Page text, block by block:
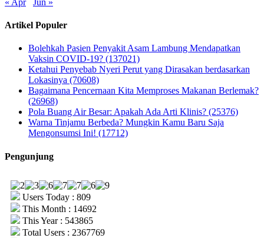
« Apr
Jun »
Artikel Populer
Bolehkah Pasien Penyakit Asam Lambung Mendapatkan
Vaksin COVID-19? (137021)
Ketahui Penyebab Nyeri Perut yang Dirasakan berdasarkan
Lokasinya (70608)
Bagaimana Pencernaan Kita Memproses Makanan Berlemak?
(26968)
Pola Buang Air Besar: Apakah Ada Arti Klinis? (25376)
Warna Tinjamu Berbeda? Mungkin Kamu Baru Saja
Mengonsumsi Ini! (17712)
Pengunjung
Users Today : 809
This Month : 14692
This Year : 543865
Total Users : 2367769